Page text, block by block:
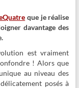
que je réalise
davantage des
est vraiment
! Alors que
au niveau des
posés à